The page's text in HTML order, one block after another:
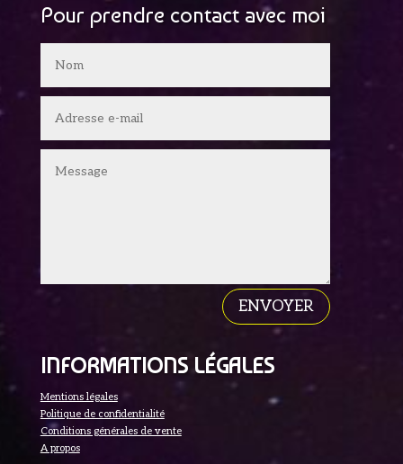
Pour prendre contact avec moi
ENVOYER
INFORMATIONS LÉGALES
Mentions légales
Politique de confidentialité
Conditions générales de vente
A propos